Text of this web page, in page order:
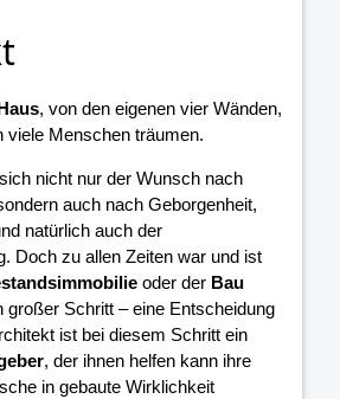
, von den eigenen vier Wänden,
viele Menschen träumen.
nicht nur der Wunsch nach
auch nach Geborgenheit,
natürlich auch der
Doch zu allen Zeiten war und ist
oder der Bau
großer Schritt – eine Entscheidung
ist bei diesem Schritt ein
, der ihnen helfen kann ihre
in gebaute Wirklichkeit